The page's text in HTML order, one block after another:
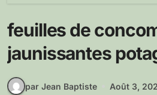
feuilles de
jaunissantes
par Jean Baptiste Août 3,